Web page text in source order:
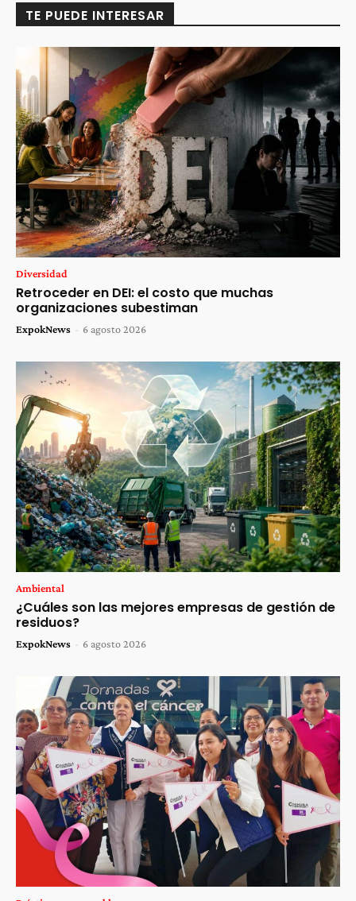
TE PUEDE INTERESAR
Diversidad
Retroceder en DEI: el costo que muchas
organizaciones subestiman
ExpokNews - 6 agosto 2026
Ambiental
¿Cuáles son las mejores empresas de gestión de
residuos?
ExpokNews - 6 agosto 2026